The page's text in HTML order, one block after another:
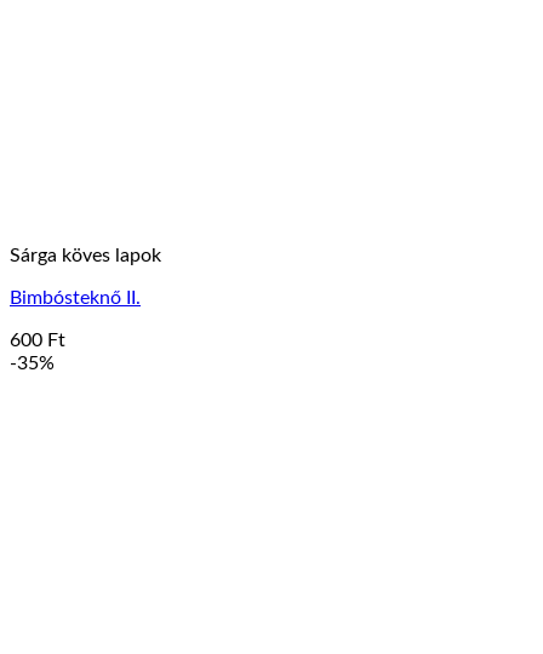
Sárga köves lapok
Bimbósteknő II.
600 Ft
-35%